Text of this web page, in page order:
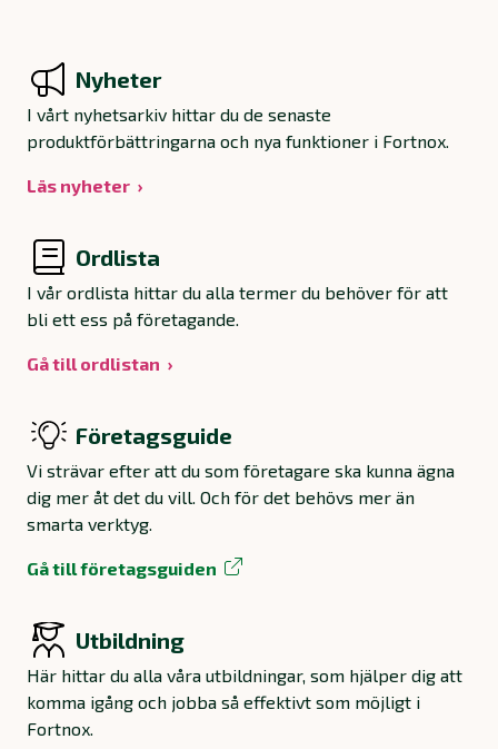
Nyheter
I vårt nyhetsarkiv hittar du de senaste
produktförbättringarna och nya funktioner i Fortnox.
Läs nyheter
Ordlista
I vår ordlista hittar du alla termer du behöver för att
bli ett ess på företagande.
Gå till ordlistan
Företagsguide
Vi strävar efter att du som företagare ska kunna ägna
dig mer åt det du vill. Och för det behövs mer än
smarta verktyg.
Gå till företagsguiden
Utbildning
Här hittar du alla våra utbildningar, som hjälper dig att
komma igång och jobba så effektivt som möjligt i
Fortnox.